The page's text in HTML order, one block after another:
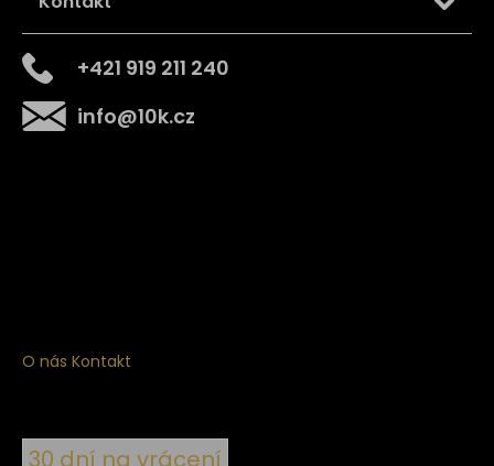
info@10k.cz
+421 919 211 240
O nás Kontakt
30 dní na vrácení